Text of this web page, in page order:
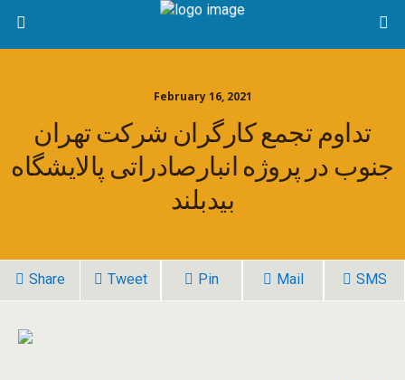
February 16, 2021
تداوم تجمع کارگران شرکت تهران
جنوب در پروژه انبارصادراتی پالایشگاه
بیدبلند
Share Tweet Pin Mail SMS